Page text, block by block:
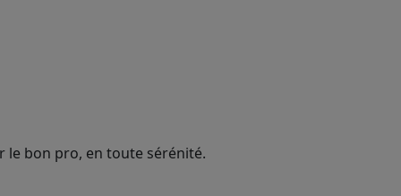
le bon pro, en toute sérénité.